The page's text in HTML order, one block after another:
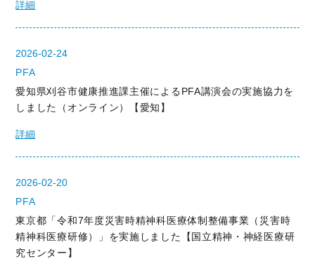
詳細
2026-02-24
PFA
愛知県刈谷市健康推進課主催によるPFA講演会の実施協力を
しました（オンライン）【愛知】
詳細
2026-02-20
PFA
東京都「令和7年度災害時精神科医療体制整備事業（災害時
精神科医療研修）」を実施しました【国立精神・神経医療研
究センター】